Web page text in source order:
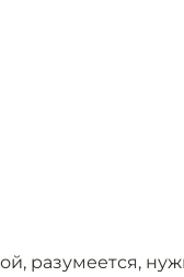
разумеется,